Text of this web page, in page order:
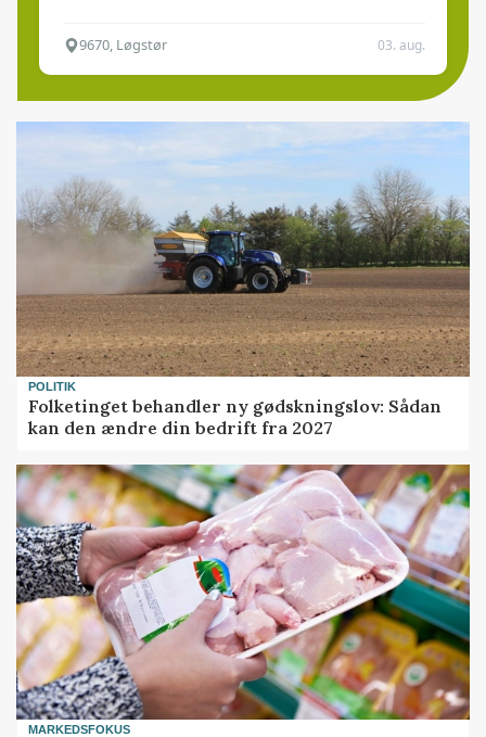
9670, Løgstør 03. aug.
POLITIK
Folketinget behandler ny gødskningslov: Sådan
kan den ændre din bedrift fra 2027
MARKEDSFOKUS